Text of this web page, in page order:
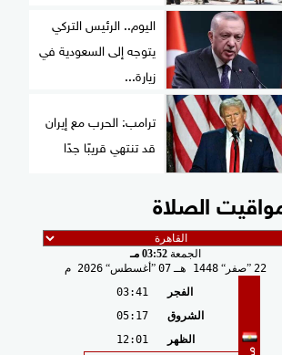
اليوم.. الرئيس التركي
يتوجه إلى السعودية في
زيارة...
ترامب: الحرب مع إيران
قد تنتهي قريبًا جدًا
الصلاة
الجمعة 03:52 مـ
22 صفر 1448 هـ 07 أغسطس 2026 م
الفجر
03:41
الشروق
05:17
الظهر
12:01